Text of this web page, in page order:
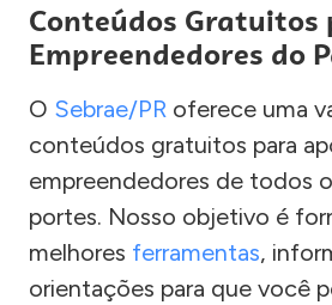
Conteúdos Gratuitos
Empreendedores do
O Sebrae/PR oferece uma
conteúdos gratuitos para
empreendedores de todos
portes. Nosso objetivo é
melhores ferramentas,
orientações para que você